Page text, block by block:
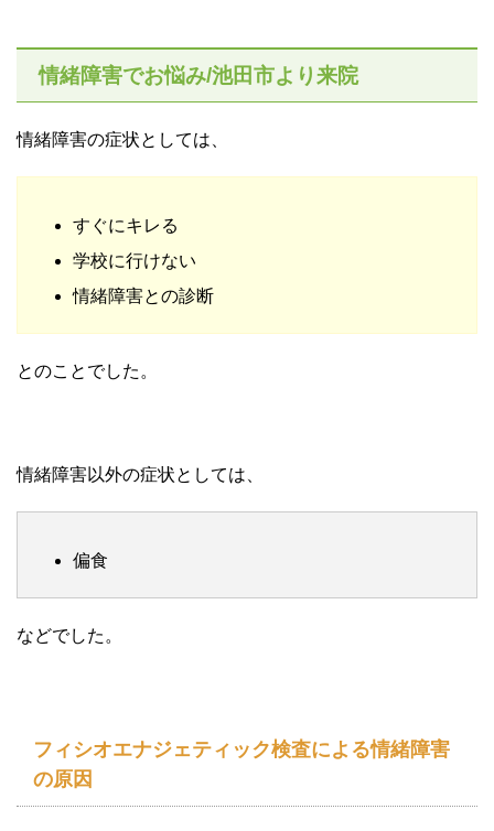
情緒障害でお悩み/池田市より来院
情緒障害の症状としては、
すぐにキレる
学校に行けない
情緒障害との診断
とのことでした。
情緒障害以外の症状としては、
偏食
などでした。
フィシオエナジェティック検査による情緒障害
の原因